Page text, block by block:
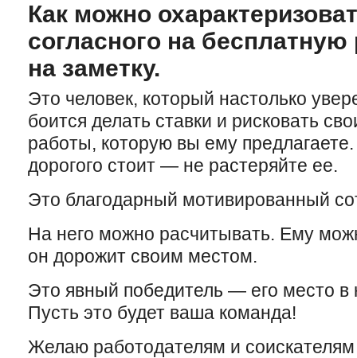
Как можно
согласного на
на заметку.
Это человек, который настолько
боится делать ставки и рисковать
работы, которую вы ему
дорогого стоит — не растеряйте ее.
Это благодарный мотивированный
На него можно расчитывать. Ему
он дорожит своим местом.
Это явный победитель — его место в
Пусть это будет ваша команда!
Желаю работодателям и соискателям